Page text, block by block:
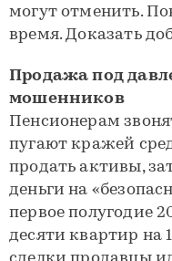
могут отменить.
время. Доказать
Продажа под
мошенников
Пенсионерам
пугают кражей
продать активы,
деньги на
первое полугодие
десяти квартир на